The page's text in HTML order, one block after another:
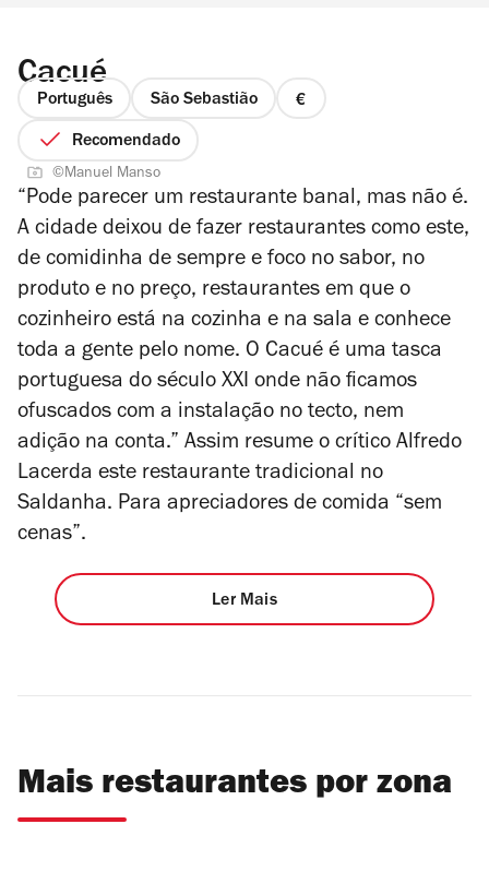
Cacué
Português São Sebastião
preço
4
Recomendado
©Manuel Manso
“Pode parecer um restaurante banal, mas não é.
A cidade deixou de fazer restaurantes como este,
de comidinha de sempre e foco no sabor, no
produto e no preço, restaurantes em que o
cozinheiro está na cozinha e na sala e conhece
toda a gente pelo nome. O Cacué é uma tasca
portuguesa do século XXI onde não ficamos
ofuscados com a instalação no tecto, nem
adição na conta.” Assim resume o crítico Alfredo
Lacerda este restaurante tradicional no
Saldanha. Para apreciadores de comida “sem
cenas”.
Ler Mais
Mais restaurantes por zona